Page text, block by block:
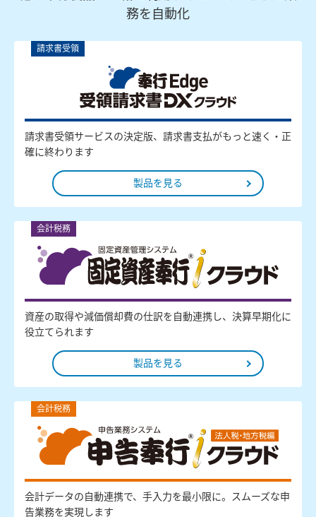
務を自動化
請求書受領
請求書受領サービスの決定版、請求書支払がもっと速く・正
確に終わります
製品を見る
会計税務
資産の取得や減価償却費の仕訳を自動連携し、決算早期化に
役立てられます
製品を見る
会計税務
会計データの自動連携で、手入力を最小限に。スムーズな申
告業務を実現します